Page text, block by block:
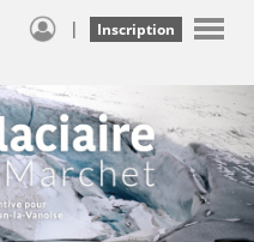
| Inscription